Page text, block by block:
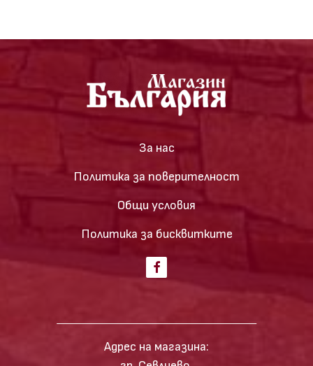
За нас
Политика за поверителност
Общи условия
Политика за бисквитките
Адрес на магазина: